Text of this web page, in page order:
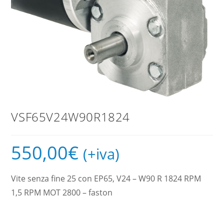
VSF65V24W90R1824
550,00€ (+iva)
Vite senza fine 25 con EP65, V24 – W90 R 1824 RPM
1,5 RPM MOT 2800 – faston